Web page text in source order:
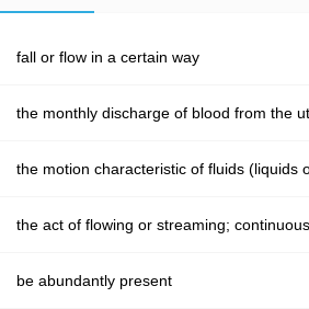
fall or flow in a certain way
the monthly discharge of blood from the
the motion characteristic of fluids (liquids
the act of flowing or streaming;
be abundantly present